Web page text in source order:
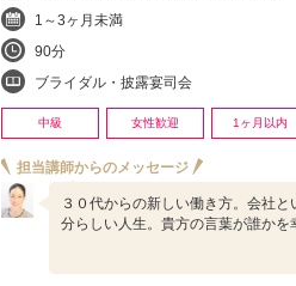
1～3ヶ月未満
90分
ブライダル・披露宴司会
中級 女性歓迎 1ヶ月以内
担当講師からのメッセージ
３０代からの新しい働き方。会社
分らしい人生。貴方の言葉が誰か